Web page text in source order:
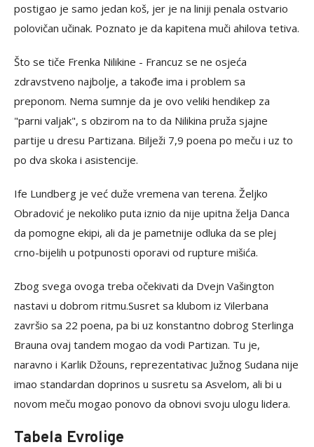
postigao je samo jedan koš, jer je na liniji penala ostvario
polovičan učinak. Poznato je da kapitena muči ahilova tetiva.
Što se tiče Frenka Nilikine - Francuz se ne osjeća
zdravstveno najbolje, a takođe ima i problem sa
preponom. Nema sumnje da je ovo veliki hendikep za
"parni valjak", s obzirom na to da Nilikina pruža sjajne
partije u dresu Partizana. Bilježi 7,9 poena po meču i uz to
po dva skoka i asistencije.
Ife Lundberg je već duže vremena van terena. Željko
Obradović je nekoliko puta iznio da nije upitna želja Danca
da pomogne ekipi, ali da je pametnije odluka da se plej
crno-bijelih u potpunosti oporavi od rupture mišića.
Zbog svega ovoga treba očekivati da Dvejn Vašington
nastavi u dobrom ritmu.Susret sa klubom iz Vilerbana
završio sa 22 poena, pa bi uz konstantno dobrog Sterlinga
Brauna ovaj tandem mogao da vodi Partizan. Tu je,
naravno i Karlik Džouns, reprezentativac Južnog Sudana nije
imao standardan doprinos u susretu sa Asvelom, ali bi u
novom meču mogao ponovo da obnovi svoju ulogu lidera.
Tabela Evrolige